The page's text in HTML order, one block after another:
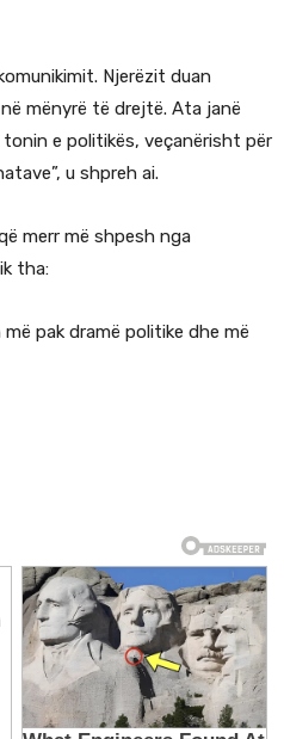
Njerëzit duan
mënyrë të drejtë. Ata janë
e politikës, veçanërisht për
u shpreh ai.
merr më shpesh nga
tha:
pak dramë politike dhe më